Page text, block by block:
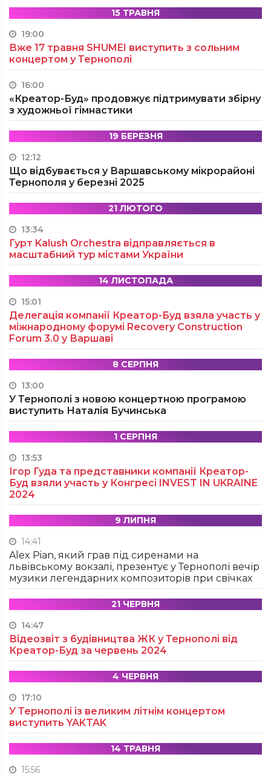
15 ТРАВНЯ
19:00
Вже 17 травня SHUMEI виступить з сольним
концертом у Тернополі
16:00
«Креатор-Буд» продовжує підтримувати збірну
з художньої гімнастики
19 БЕРЕЗНЯ
12:12
Що відбувається у Варшавському мікрорайоні
Тернополя у березні 2025
21 ЛЮТОГО
13:34
Гурт Kalush Orchestra відправляється в
масштабний тур містами України
14 ЛИСТОПАДА
15:01
Делегація компанії Креатор-Буд взяла участь у
міжнародному форумі Recovery Construction
Forum 3.0 у Варшаві
8 СЕРПНЯ
13:00
У Тернополі з новою концертною програмою
виступить Наталія Бучинська
1 СЕРПНЯ
13:53
Ігор Гуда та представники компанії Креатор-
Буд взяли участь у Конгресі INVEST IN UKRAINE
2024
9 ЛИПНЯ
14:41
Alex Pian, який грав під сиренами на
львівському вокзалі, презентує у Тернополі вечір
музики легендарних композиторів при свічках
21 ЧЕРВНЯ
14:47
Відеозвіт з будівництва ЖК у Тернополі від
Креатор-Буд за червень 2024
4 ЧЕРВНЯ
17:10
У Тернополі із великим літнім концертом
виступить YAKTAK
14 ТРАВНЯ
15:56